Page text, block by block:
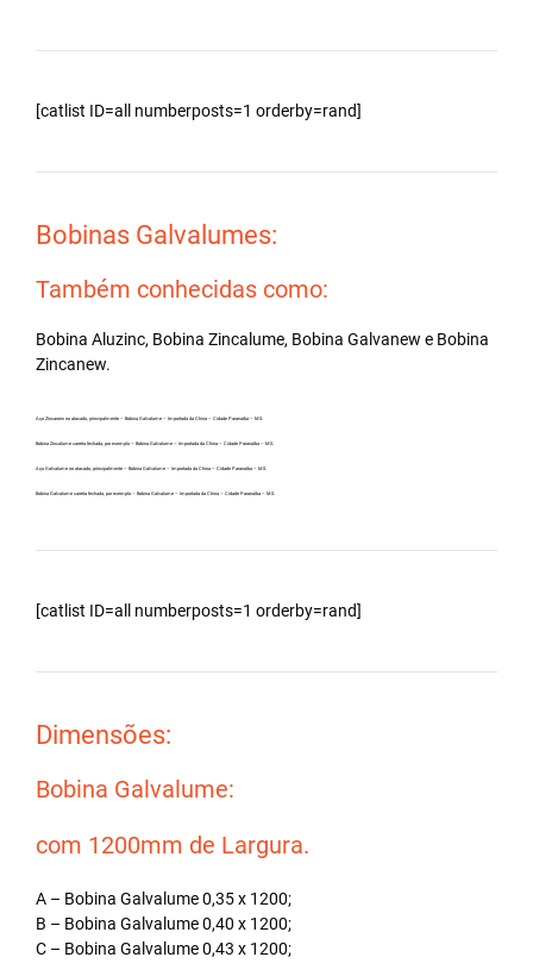
[catlist ID=all numberposts=1 orderby=rand]
Bobinas Galvalumes:
Também conhecidas como:
Bobina Aluzinc, Bobina Zincalume, Bobina Galvanew e Bobina
Zincanew.
Aço Zincanew no atacado, principalmente – Bobina Galvalume – Importada da China – Cidade Paranaíba – MS.
Bobina Zincalume carreta fechada, por exemplo – Bobina Galvalume – Importada da China – Cidade Paranaíba – MS.
Aço Galvalume no atacado, principalmente – Bobina Galvalume – Importada da China – Cidade Paranaíba – MS.
Bobina Galvalume carreta fechada, por exemplo – Bobina Galvalume – Importada da China – Cidade Paranaíba – MS.
[catlist ID=all numberposts=1 orderby=rand]
Dimensões:
Bobina Galvalume:
com 1200mm de Largura.
A – Bobina Galvalume 0,35 x 1200;
B – Bobina Galvalume 0,40 x 1200;
C – Bobina Galvalume 0,43 x 1200;